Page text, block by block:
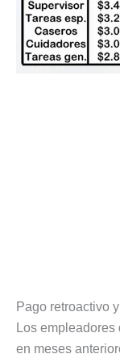
Pago retroactivo
Los
en meses